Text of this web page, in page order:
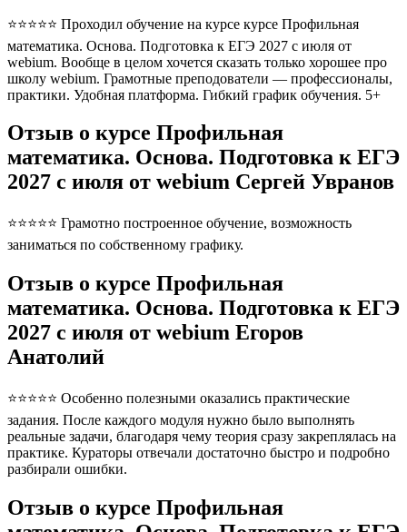
⭐⭐⭐⭐⭐ Проходил обучение на курсе курсе Профильная
математика. Основа. Подготовка к ЕГЭ 2027 с июля от
webium. Вообще в целом хочется сказать только хорошее про
школу webium. Грамотные преподователи — профессионалы,
практики. Удобная платформа. Гибкий график обучения. 5+
Отзыв о курсе Профильная
математика. Основа. Подготовка к ЕГЭ
2027 с июля от webium Сергей Увранов
⭐⭐⭐⭐⭐ Грамотно построенное обучение, возможность
заниматься по собственному графику.
Отзыв о курсе Профильная
математика. Основа. Подготовка к ЕГЭ
2027 с июля от webium Егоров
Анатолий
⭐⭐⭐⭐⭐ Особенно полезными оказались практические
задания. После каждого модуля нужно было выполнять
реальные задачи, благодаря чему теория сразу закреплялась на
практике. Кураторы отвечали достаточно быстро и подробно
разбирали ошибки.
Отзыв о курсе Профильная